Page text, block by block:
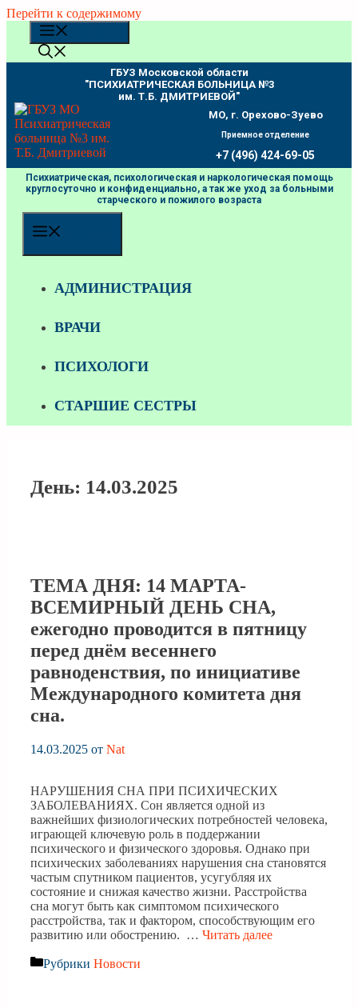
Перейти к содержимому
ГБУЗ Московской области
"ПCИХИАТРИЧЕСКАЯ БОЛЬНИЦА №3
им. Т.Б. ДМИТРИЕВОЙ"
МО, г. Орехово-Зуево
Приемное отделение
+7 (496) 424-69-05
Психиатрическая, психологическая и наркологическая помощь
круглосуточно и конфиденциально, а так же уход за больными
старческого и пожилого возраста
АДМИНИСТРАЦИЯ
ВРАЧИ
ПСИХОЛОГИ
СТАРШИЕ СЕСТРЫ
День: 14.03.2025
ТЕМА ДНЯ: 14 МАРТА-
ВСЕМИРНЫЙ ДЕНЬ СНА,
ежегодно проводится в пятницу
перед днём весеннего
равноденствия, по инициативе
Международного комитета дня
сна.
14.03.2025 от Nat
НАРУШЕНИЯ СНА ПРИ ПСИХИЧЕСКИХ
ЗАБОЛЕВАНИЯХ. Сон является одной из
важнейших физиологических потребностей человека,
играющей ключевую роль в поддержании
психического и физического здоровья. Однако при
психических заболеваниях нарушения сна становятся
частым спутником пациентов, усугубляя их
состояние и снижая качество жизни. Расстройства
сна могут быть как симптомом психического
расстройства, так и фактором, способствующим его
развитию или обострению. … Читать далее
Рубрики Новости